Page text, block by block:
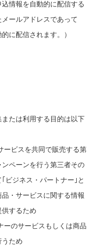
情報を自動的に配信する
ールアドレスであって
に配信されます。）
たは利用する目的は以下
ビスを共同で販売する第
ペーンを行う第三者その
ビジネス・パートナー｣と
・サービスに関する情報
するため
のサービスもしくは商品
うため